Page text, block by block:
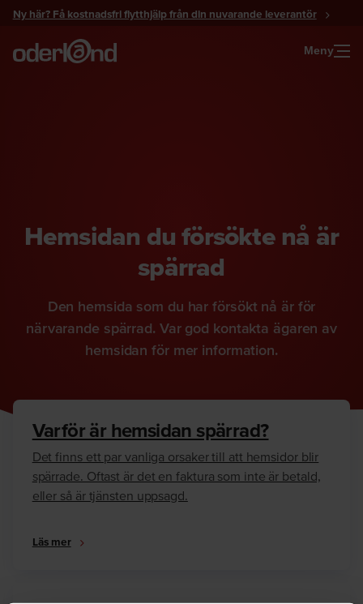
Gå
innehåll
Ny här? Få kostnadsfri flytthjälp från din nuvarande leverantör
Meny
Hemsidan du försökte nå är
spärrad
Den hemsida som du har försökt nå är för
närvarande spärrad. Var god kontakta ägaren av
hemsidan för mer information.
Varför är hemsidan spärrad?
Det finns ett par vanliga orsaker till att hemsidor blir
spärrade. Oftast är det en faktura som inte är betald,
eller så är tjänsten uppsagd.
Läs mer